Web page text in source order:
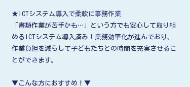
★ICTシステム導入で柔軟に事務作業
「書類作業が苦手かも…」という方でも安心して取り組
めるICTシステム導入済み！業務効率化が進んでおり、
作業負担を減らして子どもたちとの時間を充実させるこ
とができます。
▼こんな方におすすめ！▼